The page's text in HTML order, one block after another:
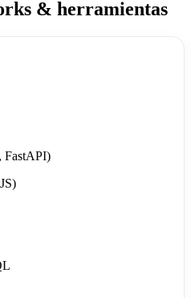
& herramientas
FastAPI)